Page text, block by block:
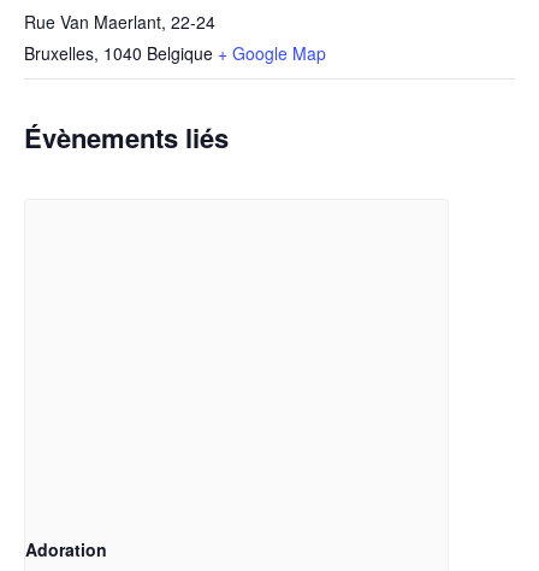
Rue Van Maerlant, 22-24
Bruxelles, 1040 Belgique + Google Map
Évènements liés
Adoration